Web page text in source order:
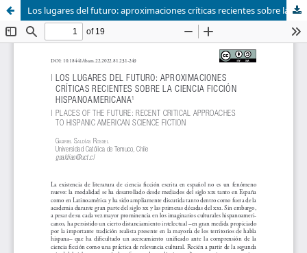
Los lugares del futuro: aproximaciones críticas recientes sobre la ciencia ficción hispanoamericana